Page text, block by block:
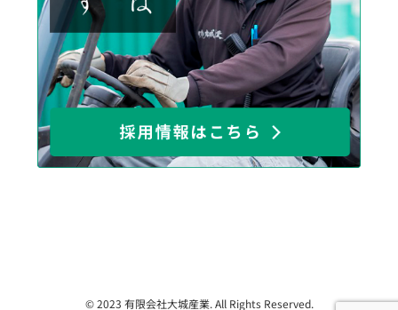
© 2023 有限会社大城産業. All Rights Reserved.